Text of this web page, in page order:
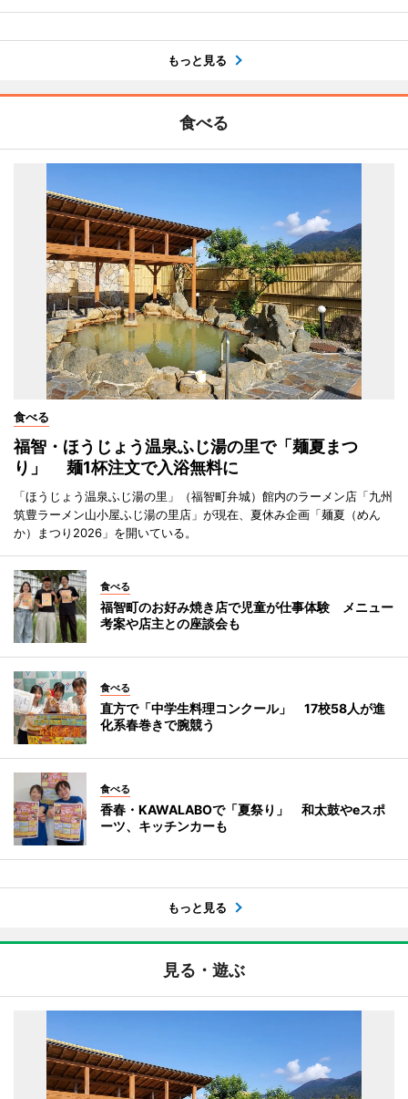
もっと見る
食べる
食べる
福智・ほうじょう温泉ふじ湯の里で「麺夏まつ
り」 麺1杯注文で入浴無料に
「ほうじょう温泉ふじ湯の里」（福智町弁城）館内のラーメン店「九州
筑豊ラーメン山小屋ふじ湯の里店」が現在、夏休み企画「麺夏（めん
か）まつり2026」を開いている。
食べる
福智町のお好み焼き店で児童が仕事体験 メニュー
考案や店主との座談会も
食べる
直方で「中学生料理コンクール」 17校58人が進
化系春巻きで腕競う
食べる
香春・KAWALABOで「夏祭り」 和太鼓やeスポ
ーツ、キッチンカーも
もっと見る
見る・遊ぶ